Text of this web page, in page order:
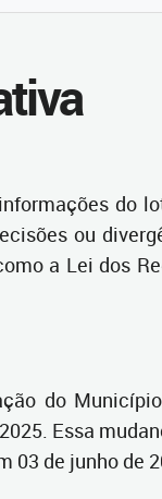
do
ou
a Lei dos
do
Essa
03 de junho de